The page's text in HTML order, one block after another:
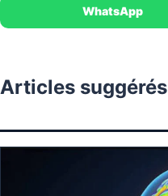
WhatsApp
Articles suggérés